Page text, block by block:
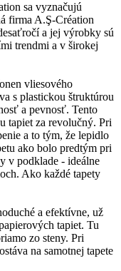
sa vyznačujú
firma A.Ş-Création
a jej výrobky sú
trendmi a v širokej
vliesového
s plastickou štruktúrou
a pevnosť. Tento
tapiet za revolučný. Pri
a to tým, že lepidlo
ako bolo predtým pri
v podklade - ideálne
Ako každé tapety
a efektívne, už
tapiet. Tu
zo steny. Pri
na samotnej tapete